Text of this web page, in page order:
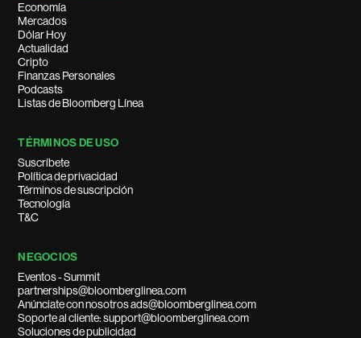
Economía
Mercados
Dólar Hoy
Actualidad
Cripto
Finanzas Personales
Podcasts
Listas de Bloomberg Línea
TÉRMINOS DE USO
Suscríbete
Política de privacidad
Términos de suscripción
Tecnología
T&C
NEGOCIOS
Eventos - Summit
partnerships@bloomberglinea.com
Anúnciate con nosotros ads@bloomberglinea.com
Soporte al cliente: support@bloomberglinea.com
Soluciones de publicidad